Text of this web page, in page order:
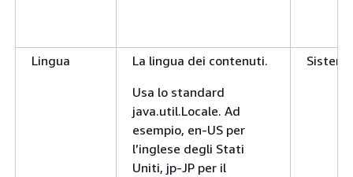
Lingua
La lingua dei contenuti.
Usa lo standard
java.util.Locale. Ad
esempio, en-US per
l’inglese degli Stati
Uniti, jp-JP per il
Sistema